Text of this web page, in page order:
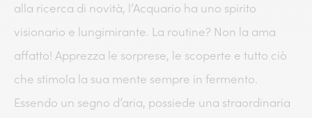
alla ricerca di novità, l’Acquario ha uno spirito
visionario e lungimirante. La routine? Non la ama
affatto! Apprezza le sorprese, le scoperte e tutto ciò
che stimola la sua mente sempre in fermento.
Essendo un segno d’aria, possiede una straordinaria